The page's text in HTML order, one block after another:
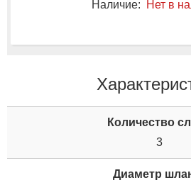
Наличие: Нет в
Количество
3
Диаметр